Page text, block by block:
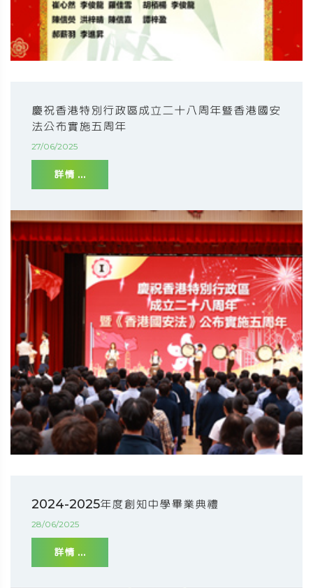
慶祝香港特別行政區成立二十八周年暨香港國安
法公布實施五周年
27/06/2025
詳情 ...
2024-2025年度創知中學畢業典禮
28/06/2025
詳情 ...